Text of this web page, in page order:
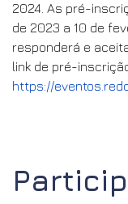
2024. As pré-
de 2023 a 10 de
responderá e
link de pré-
https://